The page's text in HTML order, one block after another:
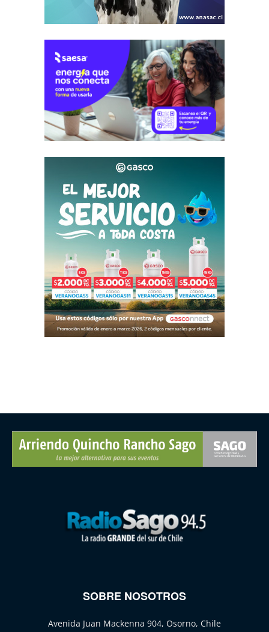
SOBRE NOSOTROS
Avenida Juan Mackenna 904, Osorno, Chile